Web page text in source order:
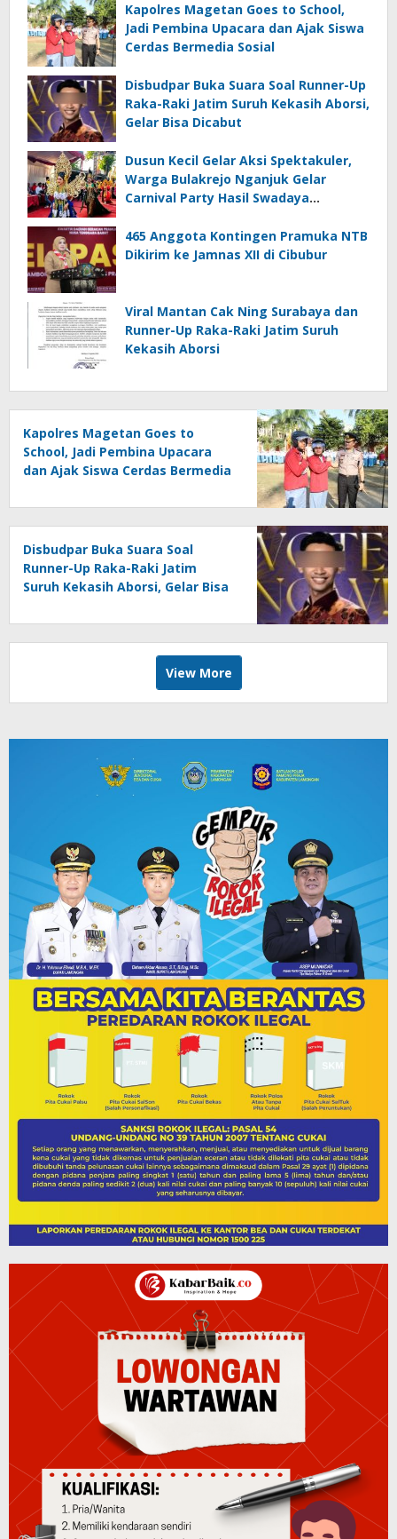
Kapolres Magetan Goes to School,
Jadi Pembina Upacara dan Ajak Siswa
Cerdas Bermedia Sosial
Disbudpar Buka Suara Soal Runner-Up
Raka-Raki Jatim Suruh Kekasih Aborsi,
Gelar Bisa Dicabut
Dusun Kecil Gelar Aksi Spektakuler,
Warga Bulakrejo Nganjuk Gelar
Carnival Party Hasil Swadaya
465 Anggota Kontingen Pramuka NTB
Dikirim ke Jamnas XII di Cibubur
Viral Mantan Cak Ning Surabaya dan
Runner-Up Raka-Raki Jatim Suruh
Kekasih Aborsi
Kapolres Magetan Goes to
School, Jadi Pembina Upacara
dan Ajak Siswa Cerdas Bermedia
Disbudpar Buka Suara Soal
Runner-Up Raka-Raki Jatim
Suruh Kekasih Aborsi, Gelar Bisa
View More